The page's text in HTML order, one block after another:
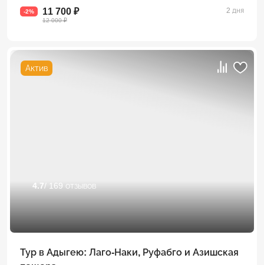
-2% 11 700 ₽
12 000 ₽
2 дня
Актив
4.7/ 169 отзывов
Тур в Адыгею: Лаго-Наки, Руфабго и Азишская